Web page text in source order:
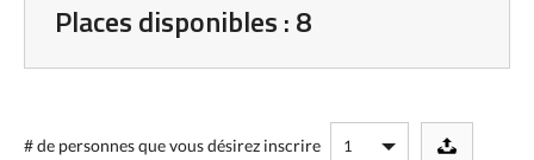
Places disponibles : 8
# de personnesque vous désirez inscrire